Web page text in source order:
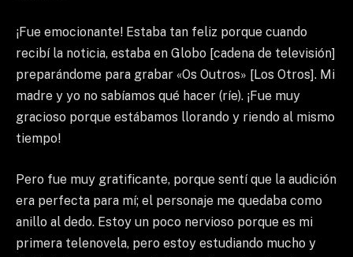
¡Fue emocionante! Estaba tan feliz porque cuando
recibí la noticia, estaba en Globo [cadena de televisión]
preparándome para grabar «Os Outros» [Los Otros]. Mi
madre y yo no sabíamos qué hacer (ríe). ¡Fue muy
gracioso porque estábamos llorando y riendo al mismo
tiempo!
Pero fue muy gratificante, porque sentí que la audición
era perfecta para mí; el personaje me quedaba como
anillo al dedo. Estoy un poco nervioso porque es mi
primera telenovela, pero estoy estudiando mucho y